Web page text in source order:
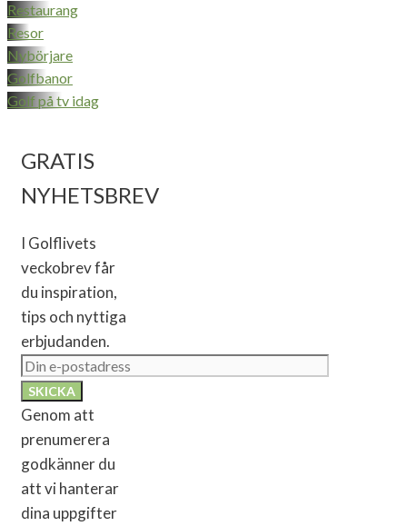
Restaurang
Resor
Nybörjare
Golfbanor
Golf på tv idag
GRATIS
NYHETSBREV
I Golflivets
veckobrev får
du inspiration,
tips och nyttiga
erbjudanden.
Genom att
prenumerera
godkänner du
att vi hanterar
dina uppgifter